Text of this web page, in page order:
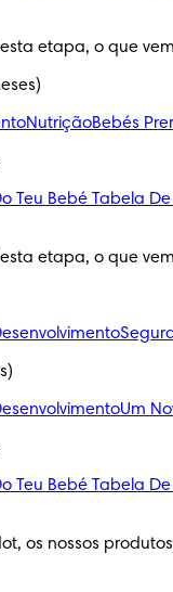
etapa, o que
NutriçãoBebés
Teu Bebé Tabela
etapa, o que
Um
Teu Bebé Tabela
os nossos